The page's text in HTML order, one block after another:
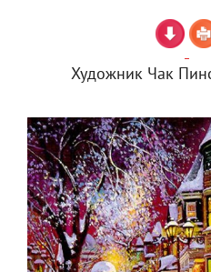
Художник Чак